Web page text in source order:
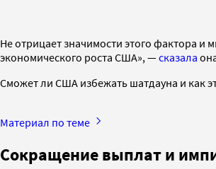
Не отрицает значимости этого фактора
экономического роста США», —сказала
Сможет ли США избежать шатдауна и как
Материал по теме
Сокращение выплат и